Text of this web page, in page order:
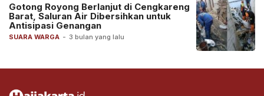
SUARA WARGA - 3 bulan yang lalu
Gotong Royong Berlanjut di Cengkareng
Barat, Saluran Air Dibersihkan untuk
Antisipasi Genangan